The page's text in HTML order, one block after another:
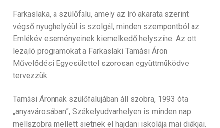
Farkaslaka, a szülőfalu, amely az író akarata szerint
végső nyughelyéül is szolgál, minden szempontból az
Emlékév eseményeinek kiemelkedő helyszíne. Az ott
lezajló programokat a Farkaslaki Tamási Áron
Művelődési Egyesülettel szorosan együttműködve
tervezzük.
Tamási Áronnak szülőfalujában áll szobra, 1993 óta
„anyavárosában”, Székelyudvarhelyen is minden nap
mellszobra mellett sietnek el hajdani iskolája mai diákjai.